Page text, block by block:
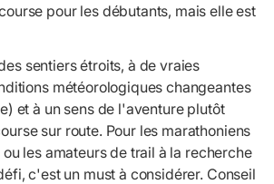
pour les débutants, mais elle est
sentiers étroits, à de vraies
météorologiques changeantes
et à un sens de l'aventure plutôt
sur route. Pour les marathoniens
les amateurs de trail à la recherche
c'est un must à considérer. Conseil